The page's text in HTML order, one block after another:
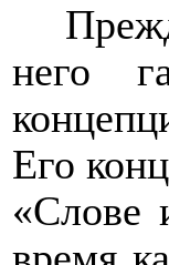
него
Его
«Слове